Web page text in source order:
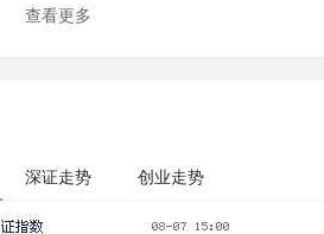
查看更多
深证走势 创业走势